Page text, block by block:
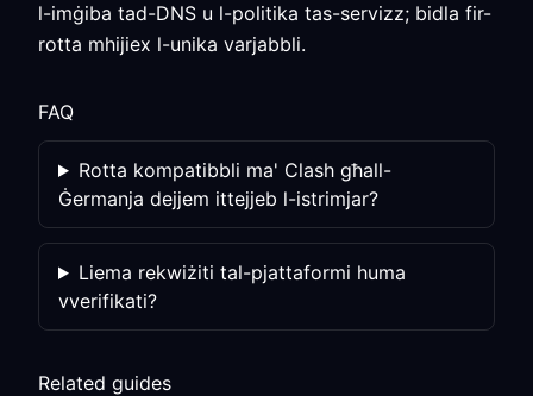
l-imġiba tad-DNS u l-politika tas-servizz; bidla fir-
rotta mhijiex l-unika varjabbli.
FAQ
Rotta kompatibbli ma' Clash għall-
Ġermanja dejjem ittejjeb l-istrimjar?
Liema rekwiżiti tal-pjattaformi huma
vverifikati?
Related guides